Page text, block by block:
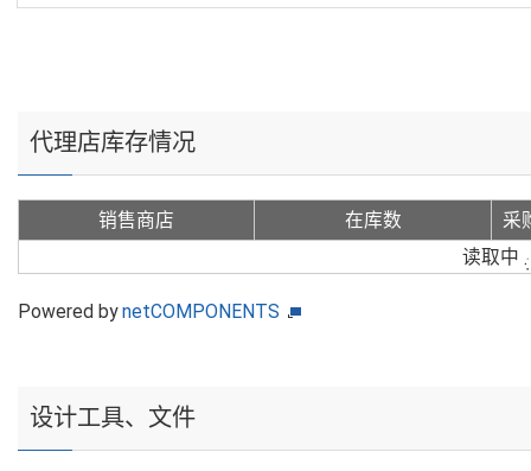
代理店库存情况
销售商店 在库数
采
读取中
Powered bynetCOMPONENTS
设计工具、文件